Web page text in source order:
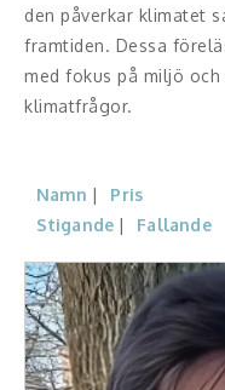
Inspirerande
Personlig
Life Stories & Trivsel
Moderator, konferencier
Moderator
Konferencier
den påverkar klimatet
framtiden. Dessa
med fokus på miljö
klimatfrågor.
Namn
Pris
Stigande
Fallande